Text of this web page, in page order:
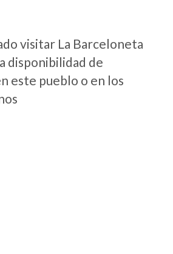
visitar La Barceloneta
disponibilidad de
este pueblo o en los